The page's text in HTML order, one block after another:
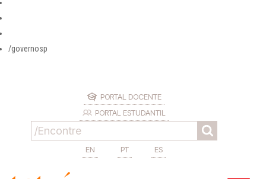
/governosp
PORTAL DOCENTE
PORTAL ESTUDANTIL
EN PT ES